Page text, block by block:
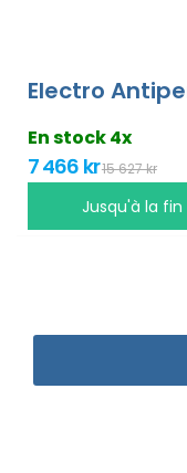
Electro
En stock 4x
7 466 kr15 627 kr
Jusqu'à la